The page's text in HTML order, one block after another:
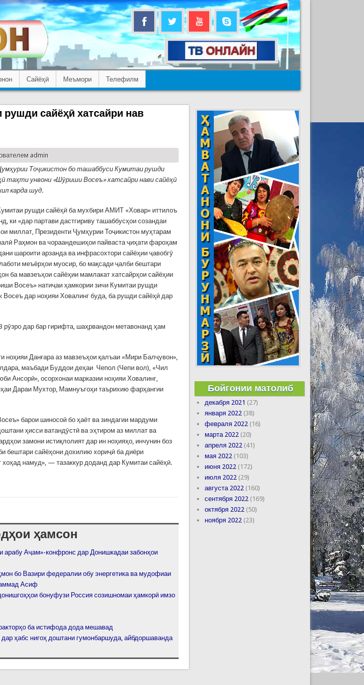
Сайёҳӣ Меъмори Телефилм
сайёҳӣ хатсайри нав
admin
Тоҷикистон бо ташаббуси Кумитаи рушди
таҳти унвони «Шӯриши Восеъ» хатсайри нави сайёҳӣ
карда шуд.
рушди сайёҳӣ ба мухбири АМИТ «Ховар» иттилоъ
ки «дар партави дастгириву ташаббусҳои созандаи
миллат, Президенти Ҷумҳурии Тоҷикистон муҳтарам
Раҳмон ва чораандешиҳои пайваста ҷиҳати фароҳам
шароити арзанда ва инфрасохтори сайёҳии ҷавобгӯ
меъёрҳои муосир, бо мақсади ҷалби бештари
ба мавзеъҳои сайёҳии мамлакат хатсайрҳои сайёҳии
Восеъ» натиҷаи ҳамкории зичи Кумитаи рушди
Восеъ дар ноҳияи Ховалинг буда, ба рушди сайёҳӣ дар
дар бар гирифта, шаҳрвандон метавонанд ҳам
ноҳияи Данғара аз мавзеъҳои қалъаи «Мири Балҷувон»,
маъбади Буддои деҳаи Чепол (Чепи вол), «Чил
Ансорӣ», осорхонаи марказии ноҳияи Ховалинг,
Дараи Мухтор, Мамнуъгоҳи таърихию фарҳангии
барои шиносоӣ бо ҳаёт ва зиндагии мардуми
ҳисси ватандӯстӣ ва эҳтиром аз миллат ва
замони истиқлолият дар ин ноҳияҳо, инчунин боз
бештари сайёҳони дохилию хориҷӣ ба диёри
намуд», — тазаккур доданд дар Кумитаи сайёҳӣ.
ҳамсон
арабу Аҷам»-конфронс дар Донишкадаи забонҳои
бо Вазири федералии обу энергетика ва мудофиаи
Асиф
бонуфузи Россия созишномаи ҳамкорӣ имзо
ба истифода дода мешавад
ҳабс нигоҳ доштани гумонбаршуда, айбдоршаванда
Бойгонии матолиб
декабря 2021 (27)
января 2022 (38)
февраля 2022 (16)
марта 2022 (20)
апреля 2022 (41)
мая 2022 (103)
июня 2022 (172)
июля 2022 (29)
августа 2022 (160)
сентября 2022 (169)
октября 2022 (50)
ноября 2022 (23)